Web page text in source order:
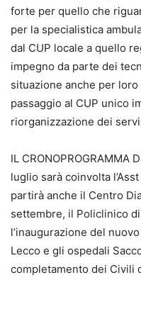
forte per quello che
per la specialistica
dal CUP locale a quello
impegno da parte dei
situazione anche per
passaggio al CUP unico
riorganizzazione dei
IL CRONOPROGRAMMA
luglio sarà coinvolta
partirà anche il Centro
settembre, il Policlinico
l’inaugurazione del
Lecco e gli ospedali
completamento dei Civili